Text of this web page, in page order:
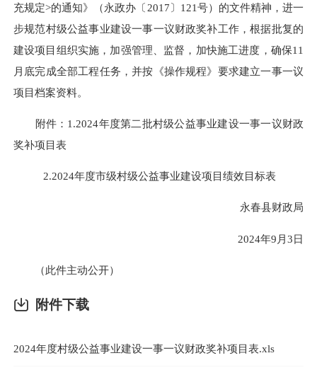
充规定>的通知》（永政办〔2017〕121号）的文件精神，进一
步规范村级公益事业建设一事一议财政奖补工作，根据批复的
建设项目组织实施，加强管理、监督，加快施工进度，确保11
月底完成全部工程任务，并按《操作规程》要求建立一事一议
项目档案资料。
附件：1.2024年度第二批村级公益事业建设一事一议财政
奖补项目表
2.2024年度市级村级公益事业建设项目绩效目标表
永春县财政局
2024年9月3日
（此件主动公开）
附件下载
2024年度村级公益事业建设一事一议财政奖补项目表.xls